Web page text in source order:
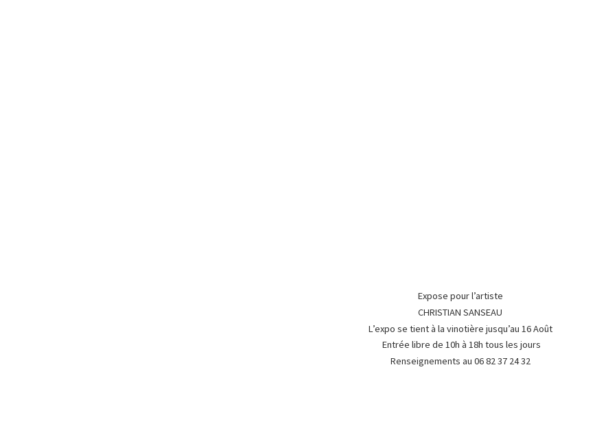
Expose pour l’artiste
CHRISTIAN SANSEAU
L’expo se tient à la vinotière jusqu’au 16 Août
Entrée libre de 10h à 18h tous les jours
Renseignements au 06 82 37 24 32